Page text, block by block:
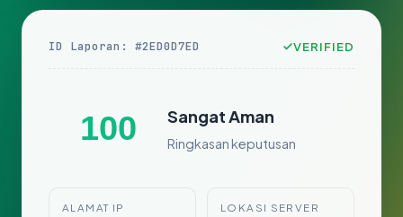
ID Laporan: #2ED0D7ED VERIFIED
100 Sangat Aman
Ringkasan keputusan
ALAMAT IP LOKASI SERVER